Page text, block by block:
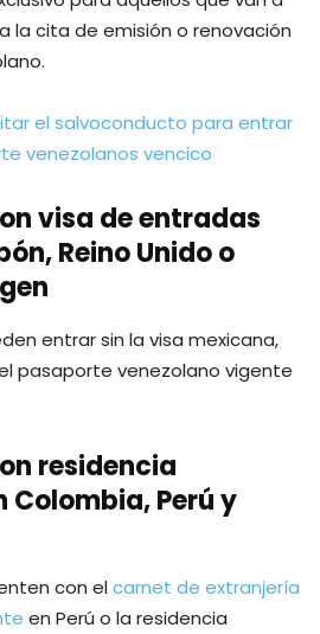
la cita de emisión o renovación
el salvoconducto para entrar
venezolanos vencico
visa de entradas
Reino Unido o
entrar sin la visa mexicana,
pasaporte venezolano vigente
residencia
Colombia, Perú y
con elcarnet de extranjería
en Perú o la residencia